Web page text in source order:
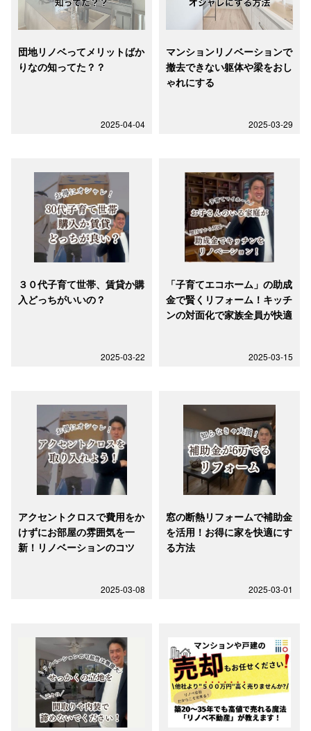
団地リノベってメリットばか
りなの知ってた？？
2025-04-04
マンションリノベーションで
撤去できない躯体や梁をおし
ゃれにする
2025-03-29
３０代子育て世帯、賃貸か購
入どっちがいいの？
2025-03-22
「子育てエコホーム」の助成
金で賢くリフォーム！キッチ
ンの対面化で家族全員が快適
2025-03-15
アクセントクロスで費用をか
けずにお部屋の雰囲気を一
新！リノベーションのコツ
2025-03-08
窓の断熱リフォームで補助金
を活用！お得に家を快適にす
る方法
2025-03-01